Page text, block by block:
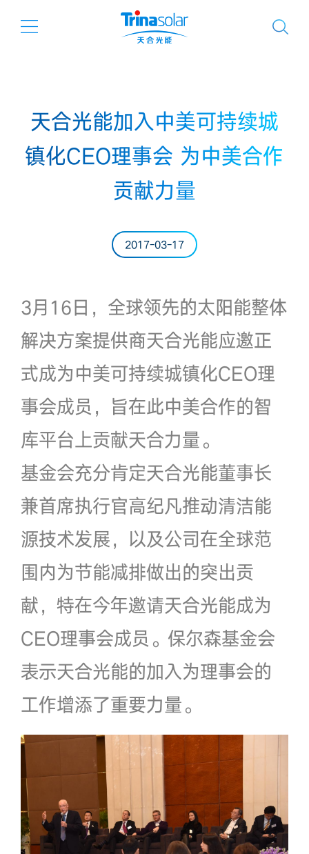
天合光能加入中美可持续城
镇化CEO理事会 为中美合作
贡献力量
2017-03-17
3月16日，全球领先的太阳能整体
解决方案提供商天合光能应邀正
式成为中美可持续城镇化CEO理
事会成员，旨在此中美合作的智
库平台上贡献天合力量。
基金会充分肯定天合光能董事长
兼首席执行官高纪凡推动清洁能
源技术发展，以及公司在全球范
围内为节能减排做出的突出贡
献，特在今年邀请天合光能成为
CEO理事会成员。保尔森基金会
表示天合光能的加入为理事会的
工作增添了重要力量。